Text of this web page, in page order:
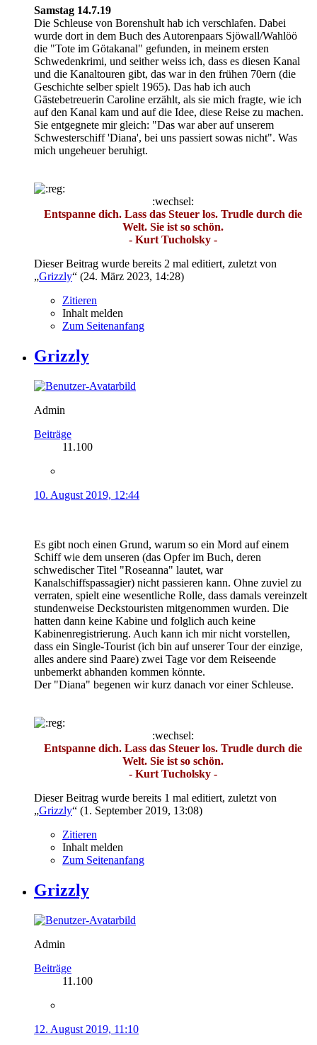
Samstag 14.7.19
Die Schleuse von Borenshult hab ich verschlafen. Dabei
wurde dort in dem Buch des Autorenpaars Sjöwall/Wahlöö
die "Tote im Götakanal" gefunden, in meinem ersten
Schwedenkrimi, und seither weiss ich, dass es diesen Kanal
und die Kanaltouren gibt, das war in den frühen 70ern (die
Geschichte selber spielt 1965). Das hab ich auch
Gästebetreuerin Caroline erzählt, als sie mich fragte, wie ich
auf den Kanal kam und auf die Idee, diese Reise zu machen.
Sie entgegnete mir gleich: "Das war aber auf unserem
Schwesterschiff 'Diana', bei uns passiert sowas nicht". Was
mich ungeheuer beruhigt.
:wechsel:
Entspanne dich. Lass das Steuer los. Trudle durch die
Welt. Sie ist so schön.
- Kurt Tucholsky -
Dieser Beitrag wurde bereits 2 mal editiert, zuletzt von
„Grizzly“ (24. März 2023, 14:28)
Zitieren
Inhalt melden
Zum Seitenanfang
Grizzly
Admin
Beiträge
11.100
10. August 2019, 12:44
Es gibt noch einen Grund, warum so ein Mord auf einem
Schiff wie dem unseren (das Opfer im Buch, deren
schwedischer Titel "Roseanna" lautet, war
Kanalschiffspassagier) nicht passieren kann. Ohne zuviel zu
verraten, spielt eine wesentliche Rolle, dass damals vereinzelt
stundenweise Deckstouristen mitgenommen wurden. Die
hatten dann keine Kabine und folglich auch keine
Kabinenregistrierung. Auch kann ich mir nicht vorstellen,
dass ein Single-Tourist (ich bin auf unserer Tour der einzige,
alles andere sind Paare) zwei Tage vor dem Reiseende
unbemerkt abhanden kommen könnte.
Der "Diana" begenen wir kurz danach vor einer Schleuse.
:wechsel:
Entspanne dich. Lass das Steuer los. Trudle durch die
Welt. Sie ist so schön.
- Kurt Tucholsky -
Dieser Beitrag wurde bereits 1 mal editiert, zuletzt von
„Grizzly“ (1. September 2019, 13:08)
Zitieren
Inhalt melden
Zum Seitenanfang
Grizzly
Admin
Beiträge
11.100
12. August 2019, 11:10